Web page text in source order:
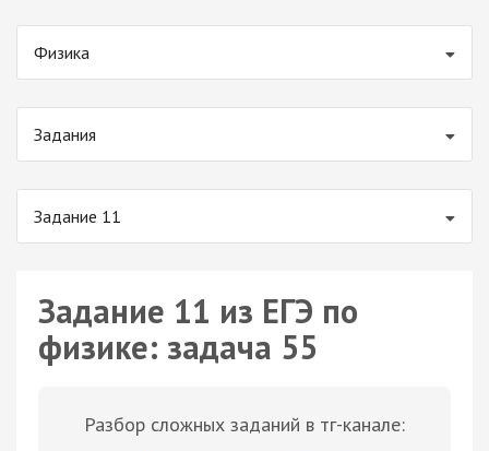
Физика
Задания
Задание 11
Задание 11 из ЕГЭ по
физике: задача 55
Разбор сложных заданий в тг-канале: